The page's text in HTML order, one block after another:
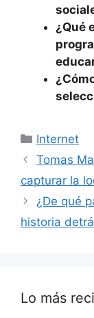
¿Qué
Categorías
Internet
Tomas
capturar la
¿De qué
historia
Lo más